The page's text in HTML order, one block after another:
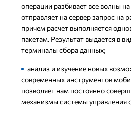
операции разбивает все волны
отправляет на сервер запрос на
причем расчет выполняется
пакетам. Результат выдается в
терминалы сбора данных;
анализ и изучение новых
современных инструментов
позволяет нам постоянно
механизмы системы управления